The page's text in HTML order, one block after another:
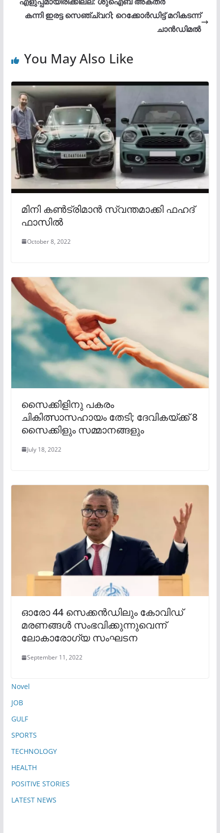
കന്നി ഇരട്ട സെഞ്ച്വറി; റെക്കോർഡിട്ട് മറികടന്ന്
ചാൻ‍ഡിമൽ
You May Also Like
മിനി കൺട്രിമാൻ സ്വന്തമാക്കി ഫഹദ്
ഫാസിൽ
October 8, 2022
സൈക്കിളിനു പകരം
ചികിത്സാസഹായം തേടി; ദേവികയ്ക്ക് 8
സൈക്കിളും സമ്മാനങ്ങളും
July 18, 2022
ഓരോ 44 സെക്കൻഡിലും കോവിഡ്
മരണങ്ങൾ സംഭവിക്കുന്നുവെന്ന്
ലോകാരോ​ഗ്യ സംഘടന
September 11, 2022
Novel
JOB
GULF
SPORTS
TECHNOLOGY
HEALTH
POSITIVE STORIES
LATEST NEWS